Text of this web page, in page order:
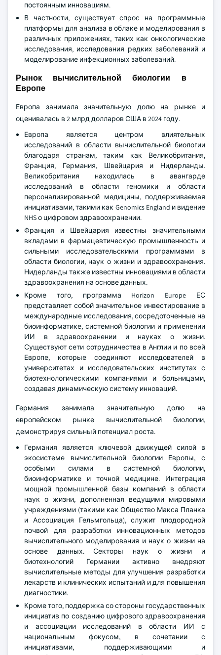
постоянным инновациям.
В частности, существует спрос на программные
платформы для анализа в облаке и моделирования в
различных приложениях, таких как онкологические
исследования, исследования редких заболеваний и
моделирование инфекционных заболеваний.
Рынок вычислительной биологии в
Европе
Европа занимала значительную долю на рынке и
оценивалась в 2 млрд долларов США в 2024 году.
Европа является центром влиятельных
исследований в области вычислительной биологии
благодаря странам, таким как Великобритания,
Франция, Германия, Швейцария и Нидерланды.
Великобритания находилась в авангарде
исследований в области геномики и области
персонализированной медицины, поддерживаемая
инициативами, такими как Genomics England и видение
NHS о цифровом здравоохранении.
Франция и Швейцария известны значительными
вкладами в фармацевтическую промышленность и
сильными исследовательскими программами в
области биологии, наук о жизни и здравоохранения.
Нидерланды также известны инновациями в области
здравоохранения на основе данных.
Кроме того, программа Horizon Europe ЕС
представляет собой значительное инвестирование в
международные исследования, сосредоточенные на
биоинформатике, системной биологии и применении
ИИ в здравоохранении и науках о жизни.
Существуют сети сотрудничества в Англии и по всей
Европе, которые соединяют исследователей в
университетах и исследовательских институтах с
биотехнологическими компаниями и больницами,
создавая динамическую систему инноваций.
Германия занимала значительную долю на
европейском рынке вычислительной биологии,
демонстрируя сильный потенциал роста.
Германия является ключевой движущей силой в
экосистеме вычислительной биологии Европы, с
особыми силами в системной биологии,
биоинформатике и точной медицине. Интеграция
мощной промышленной базы компаний в области
наук о жизни, дополненная ведущими мировыми
учреждениями (такими как Общество Макса Планка
и Ассоциация Гельмгольца), служит плодородной
почвой для разработки инновационных методов
вычислительного моделирования и наук о жизни на
основе данных. Секторы наук о жизни и
биотехнологий Германии активно внедряют
вычислительные методы для улучшения разработки
лекарств и клинических испытаний и для повышения
диагностики.
Кроме того, поддержка со стороны государственных
инициатив по созданию цифрового здравоохранения
и ассоциации исследований в области ИИ с
национальным фокусом, в сочетании с
инициативами, поддерживающими и